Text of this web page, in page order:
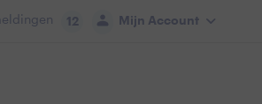
Mijn Account
12